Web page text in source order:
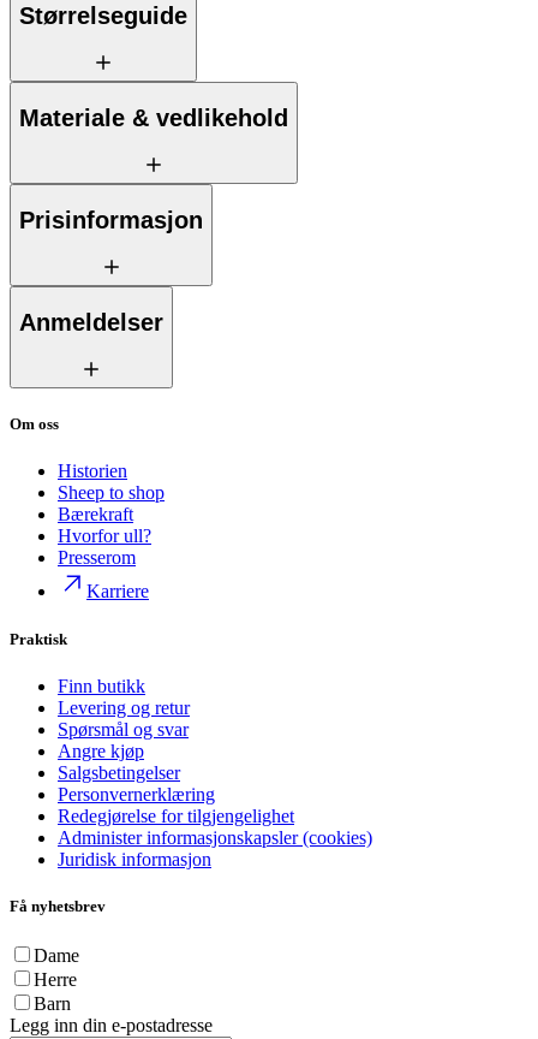
Størrelseguide
Materiale & vedlikehold
Prisinformasjon
Anmeldelser
Om oss
Historien
Sheep to shop
Bærekraft
Hvorfor ull?
Presserom
Karriere
Praktisk
Finn butikk
Levering og retur
Spørsmål og svar
Angre kjøp
Salgsbetingelser
Personvernerklæring
Redegjørelse for tilgjengelighet
Administer informasjonskapsler (cookies)
Juridisk informasjon
Få nyhetsbrev
Dame
Herre
Barn
Legg inn din e-postadresse